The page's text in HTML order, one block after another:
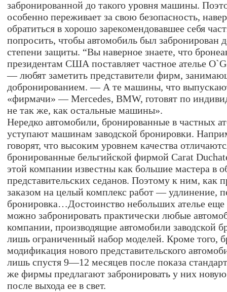
забронированной до такого уровня машины.
особенно переживает за свою безопасность,
обратиться в хорошо зарекомендовавшее себя
попросить, чтобы автомобиль был забронирован
степени защиты. “Вы наверное знаете, что
президентам США поставляет частное ателье
— любят заметить представители фирм,
добронированием. — А те машины, что
«фирмачи» — Mercedes, BMW, готовят по
не так же, как остальные машины».
Нередко автомобили, бронированные в частных
уступают машинам заводской бронировки.
говорят, что высоким уровнем качества
бронированные бельгийской фирмой Carat
этой компании известны как большие мастера в
представительских седанов. Поэтому к ним, как
заказом на целый комплекс работ — удлинение,
бронировка…Достоинство небольших ателье еще
можно забронировать практически любые
компании, производящие автомобили заводской
лишь ограниченный набор моделей. Кроме того,
модификация нового представительского
лишь спустя 9—12 месяцев после показа
же фирмы предлагают забронировать у них
после выхода ее в свет.